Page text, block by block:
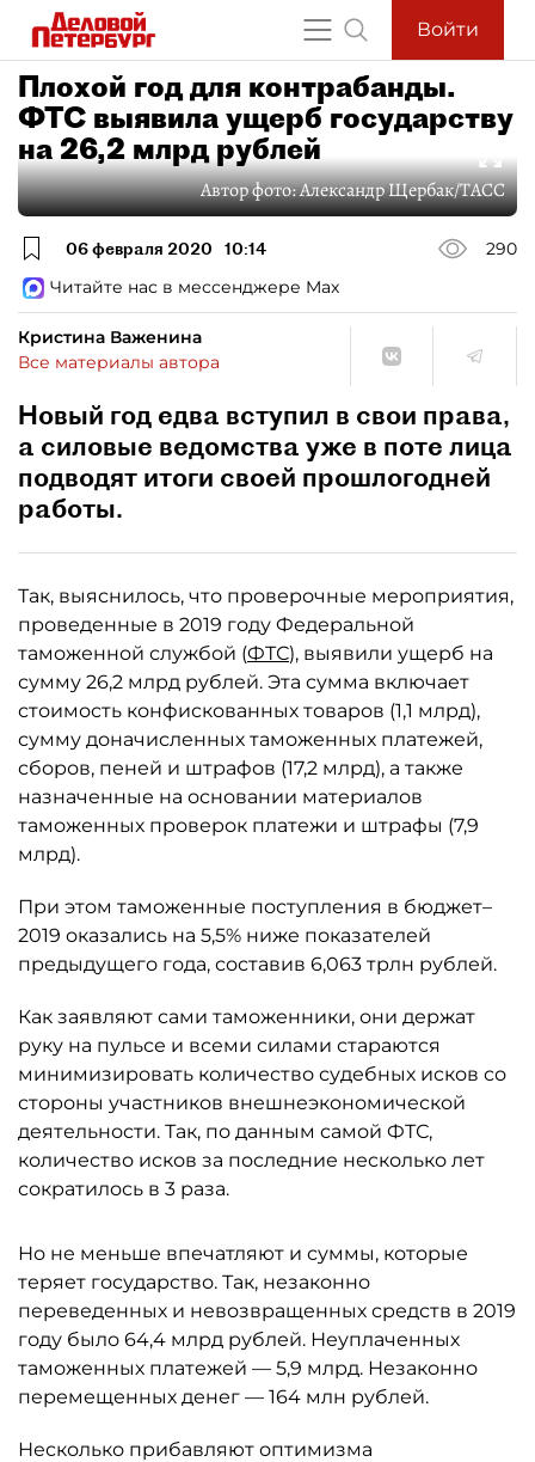
Войти
Плохой год для контрабанды.
ФТС выявила ущерб государству
на 26,2 млрд рублей
Автор фото:Александр Щербак/ТАСС
06 февраля 2020 10:14
290
Читайте нас в мессенджере Max
Кристина Важенина
Все материалы автора
Новый год едва вступил в свои права,
а силовые ведомства уже в поте лица
подводят итоги своей прошлогодней
работы.
Так, выяснилось, что проверочные мероприятия,
проведенные в 2019 году Федеральной
таможенной службой (ФТС), выявили ущерб на
сумму 26,2 млрд рублей. Эта сумма включает
стоимость конфискованных товаров (1,1 млрд),
сумму доначисленных таможенных платежей,
сборов, пеней и штрафов (17,2 млрд), а также
назначенные на основании материалов
таможенных проверок платежи и штрафы (7,9
млрд).
При этом таможенные поступления в бюджет–
2019 оказались на 5,5% ниже показателей
предыдущего года, составив 6,063 трлн рублей.
Как заявляют сами таможенники, они держат
руку на пульсе и всеми силами стараются
минимизировать количество судебных исков со
стороны участников внешнеэкономической
деятельности. Так, по данным самой ФТС,
количество исков за последние несколько лет
сократилось в 3 раза.
Но не меньше впечатляют и суммы, которые
теряет государство. Так, незаконно
переведенных и невозвращенных средств в 2019
году было 64,4 млрд рублей. Неуплаченных
таможенных платежей — 5,9 млрд. Незаконно
перемещенных денег — 164 млн рублей.
Несколько прибавляют оптимизма